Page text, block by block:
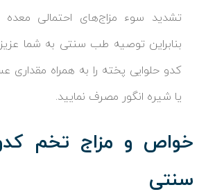
تشدید سوء مزاج‌های احتمالی
بنابراین توصیه طب سنتی به شما
کدو حلوایی پخته را به همراه مقداری
یا شیره انگور مصرف نمایید.
خواص و مزاج تخم
سنتی